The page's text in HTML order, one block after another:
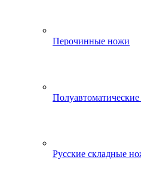
Перочинные ножи
Русские складные